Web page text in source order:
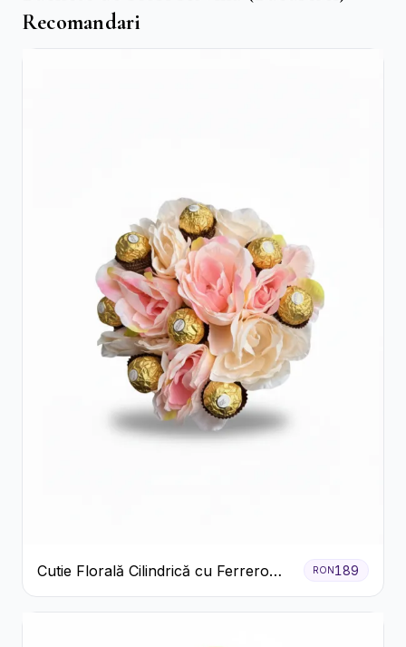
Recomandari
Cutie Florală Cilindrică cu Ferrero
Rocher și Trandafiri Pastel
RON189